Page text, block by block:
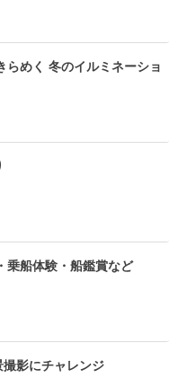
らめく 冬のイルミネーショ
乗船体験・船鑑賞など
撮影にチャレンジ